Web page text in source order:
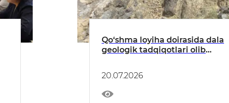
Qo‘shma loyiha doirasida dala
geologik tadqiqotlari olib
20.07.2026